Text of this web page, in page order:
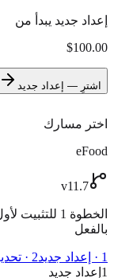
إعداد جديد يبدأ من
$100.00
اشترِ — إعداد جديد
اختر مسارك
eFood
v11.7
بالفعل
1 · إعداد جديد
2 · تحديث
1 إعداد جديد